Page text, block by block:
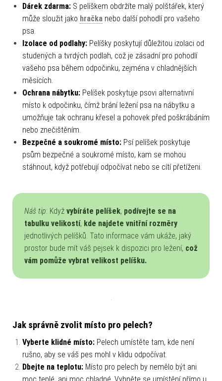
Dárek zdarma: S pelíškem obdržíte malý polštářek, který
může sloužit jako hračka nebo další pohodlí pro vašeho
psa.
Izolace od podlahy: Pelíšky poskytují důležitou izolaci od
studených a tvrdých podlah, což je zásadní pro pohodlí
vašeho psa během odpočinku, zejména v chladnějších
měsících.
Ochrana nábytku: Pelíšek poskytuje psovi alternativní
místo k odpočinku, čímž brání ležení psa na nábytku a
umožňuje tak ochranu křesel a pohovek před poškrábáním
nebo znečištěním.
Bezpečné a soukromé místo: Psí pelíšek poskytuje
psům bezpečné a soukromé místo, kam se mohou
stáhnout, když potřebují odpočívat nebo se cítí přetíženi.
Náš tip: Když vybíráte pelíšek, podívejte se na
tabulku velikostí, kde najdete vnitřní rozměry
jednotlivých pelíšků. Tato informace vám ukáže, jaký
prostor bude mít váš pejsek k dispozici pro ležení, což
vám pomůže vybrat velikost pelíšku.
Jak správně zvolit místo pro pelech?
Vyberte klidné místo: Pelech umístěte tam, kde není
rušno, aby se váš pes mohl v klidu odpočívat.
Dbejte na teplotu: Místo pro pelech by nemělo být ani